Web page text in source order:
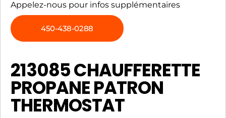
Appelez-nous pour infos supplémentaires
450-438-0288
213085 CHAUFFERETTE
PROPANE PATRON
THERMOSTAT